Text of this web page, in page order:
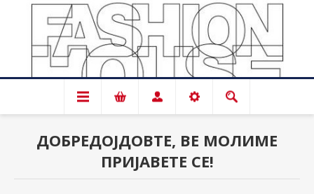
ДОБРЕДОЈДОВТЕ, ВЕ МОЛИМЕ
ПРИЈАВЕТЕ СЕ!